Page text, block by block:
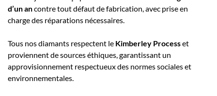
d’un ancontre tout défaut de fabrication, avec prise en
charge des réparations nécessaires.
Tous nos diamants respectent le Kimberley Processet
proviennent de sources éthiques, garantissant un
approvisionnement respectueux des normes sociales et
environnementales.